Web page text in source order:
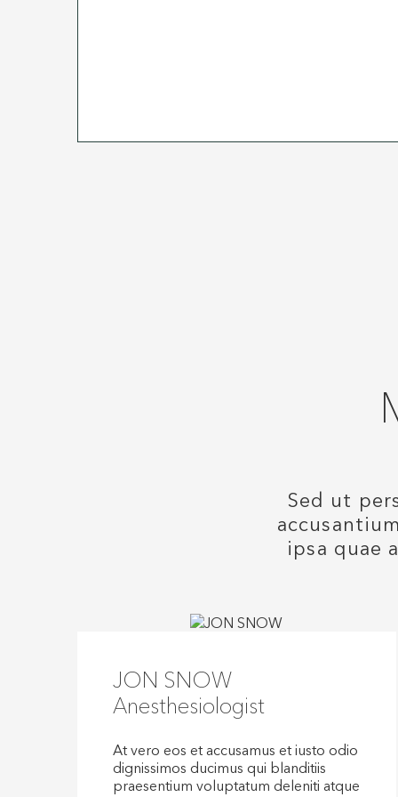
Sed ut
ipsa quae
JON SNOW
Anesthesiologist
At vero eos et accusamus et iusto odio
dignissimos ducimus qui blanditiis
praesentium voluptatum deleniti atque